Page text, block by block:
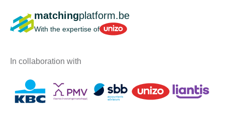
matchingplatform.be
With the expertise ofUnizo
In collaboration with